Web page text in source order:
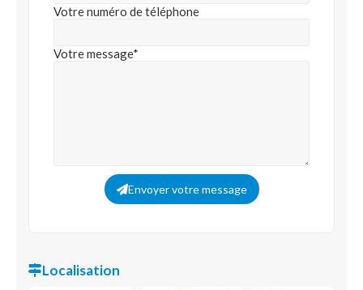
Votre numéro de téléphone
Votre message*
Envoyer votre message
Localisation